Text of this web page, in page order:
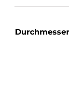
Durchmesser